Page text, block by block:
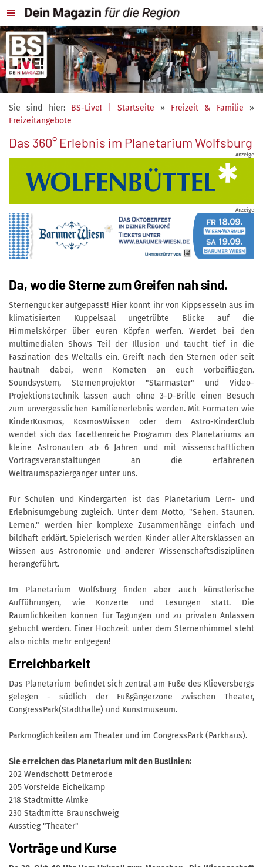
Sie sind hier: BS-Live! | Startseite » Freizeit & Familie »
Freizeitangebote
Das 360° Erlebnis im Planetarium Wolfsburg
Anzeige
Anzeige
Da, wo die Sterne zum Greifen nah sind.
Sternengucker aufgepasst! Hier könnt ihr von Kippsesseln aus im
klimatisierten Kuppelsaal ungetrübte Blicke auf die
Himmelskörper über euren Köpfen werfen. Werdet bei den
multimedialen Shows Teil der Illusion und taucht tief in die
Faszination des Weltalls ein. Greift nach den Sternen oder seit
hautnah dabei, wenn Kometen an euch vorbeifliegen.
Soundsystem, Sternenprojektor "Starmaster" und Video-
Projektionstechnik lassen auch ohne 3-D-Brille einen Besuch
zum unvergesslichen Familienerlebnis werden. Mit Formaten wie
KinderKosmos, KosmosWissen oder dem Astro-KinderClub
wendet sich das facettenreiche Programm des Planetariums an
kleine Astronauten ab 6 Jahren und mit wissenschaftlichen
Vortragsveranstaltungen an die erfahrenen
Weltraumspaziergänger unter uns.
Für Schulen und Kindergärten ist das Planetarium Lern- und
Erlebnisumgebung zugleich. Unter dem Motto, "Sehen. Staunen.
Lernen." werden hier komplexe Zusammenhänge einfach und
bildhaft erklärt. Spielerisch werden Kinder aller Altersklassen an
Wissen aus Astronomie und anderer Wissenschaftsdisziplinen
herangeführt.
Im Planetarium Wolfsburg finden aber auch künstlerische
Aufführungen, wie Konzerte und Lesungen statt. Die
Räumlichkeiten können für Tagungen und zu privaten Anlässen
gebucht werden. Einer Hochzeit unter dem Sternenhimmel steht
also nichts mehr entgegen!
Erreichbarkeit
Das Planetarium befindet sich zentral am Fuße des Klieversbergs
gelegen - südlich der Fußgängerzone zwischen Theater,
CongressPark(Stadthalle) und Kunstmuseum.
Parkmöglichkeiten am Theater und im CongressPark (Parkhaus).
Sie erreichen das Planetarium mit den Buslinien:
202 Wendschott Detmerode
205 Vorsfelde Eichelkamp
218 Stadtmitte Almke
230 Stadtmitte Braunschweig
Ausstieg "Theater"
Vorträge und Kurse